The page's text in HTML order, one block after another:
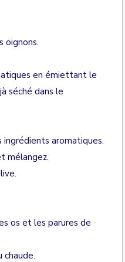
oignons.
en émiettant le
séché dans le
ingrédients aromatiques.
mélangez.
os et les parures de
chaude.